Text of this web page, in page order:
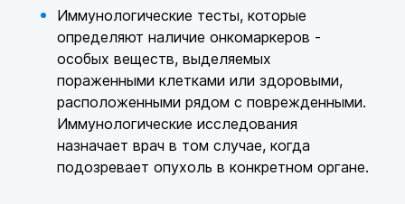
Иммунологические тесты, которые
определяют наличие онкомаркеров -
особых веществ, выделяемых
пораженными клетками или здоровыми,
расположенными рядом с поврежденными.
Иммунологические исследования
назначает врач в том случае, когда
подозревает опухоль в конкретном органе.